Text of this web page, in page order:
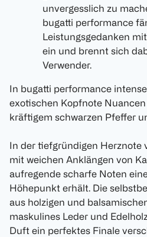
unvergesslich zu
bugatti performance
Leistungsgedanken
ein und brennt sich
Verwender.
In bugatti performance
exotischen Kopfnote
kräftigem schwarzen Pfeffer
In der tiefgründigen Herznote
mit weichen Anklängen von
aufregende scharfe Noten
Höhepunkt erhält. Die
aus holzigen und
maskulines Leder und
Duft ein perfektes Finale